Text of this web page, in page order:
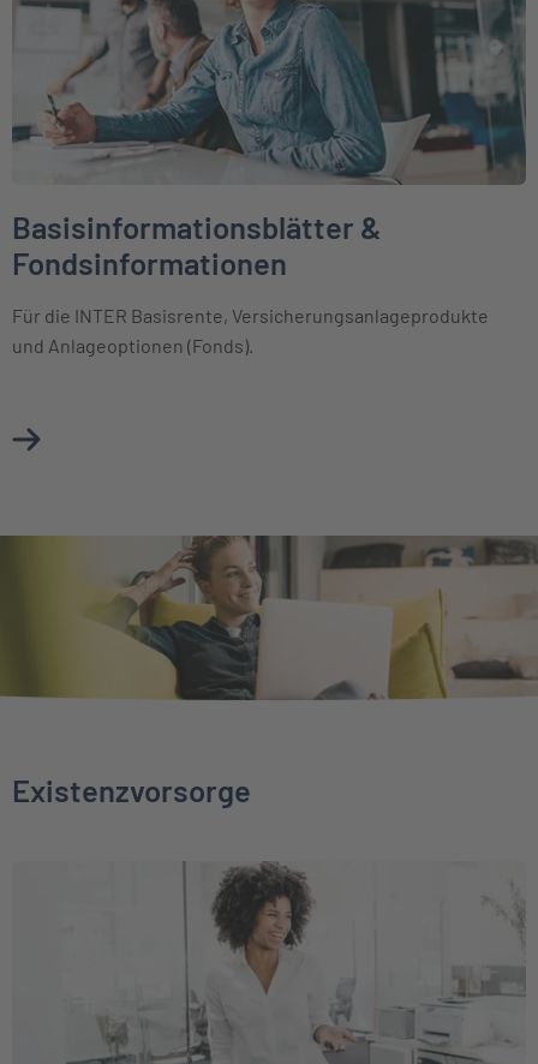
Basisinformationsblätter &
Fondsinformationen
Für die INTER Basisrente, Versicherungsanlageprodukte
und Anlageoptionen (Fonds).
Mehr über Basisinformationsblätter &
Existenzvorsorge
Weiter zu Berufsunfähigkeitsversicherung